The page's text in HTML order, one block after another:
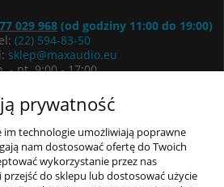
029 968 (od godziny 11:00 do 19:00)
(22) 594-83-50
sklep@maxaudio.eu
- pt. 9:00 - 17:00
3/5, 02-434 Warszawa
Wyznacz trasę
Informacje
prywatność
im technologie umożliwiają poprawne
nam dostosować ofertę do Twoich
wykorzystanie przez nas
do sklepu lub dostosować użycie